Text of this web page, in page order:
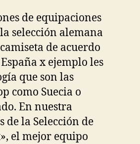
de equipaciones
selección alemana
de acuerdo
x ejemplo les
que son las
como Suecia o
En nuestra
de la Selección de
el mejor equipo